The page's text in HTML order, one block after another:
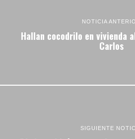
NOTICIA
Hallan cocodrilo en vivienda
Carlos
SIGUIENTE